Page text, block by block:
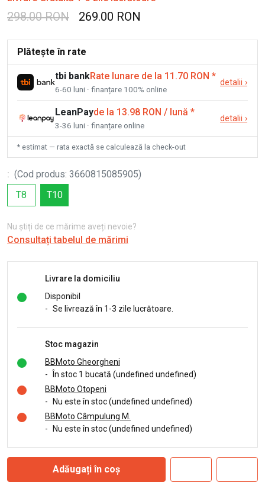
298.00 RON 269.00 RON
Plătește în rate
tbi bankRate lunare de la 11.70 RON *
6-60 luni · finanțare 100% online
detalii ›
LeanPayde la 13.98 RON / lună *
3-36 luni · finanțare online
detalii ›
* estimat — rata exactă se calculează la check-out
: (Cod produs: 3660815085905)
T8
T10
Nu știți de ce mărime aveți nevoie?
Consultați tabelul de mărimi
Livrare la domiciliu
Disponibil
- Se livrează în 1-3 zile lucrătoare.
Stoc magazin
BBMoto Gheorgheni
-
În stoc 1 bucată (undefined undefined)
BBMoto Otopeni
-
Nu este în stoc (undefined undefined)
BBMoto Câmpulung M.
-
Nu este în stoc (undefined undefined)
Adăugați în coș